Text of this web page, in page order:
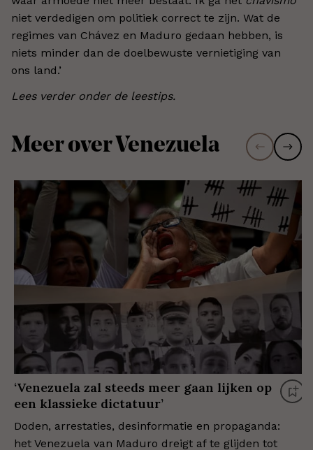
niet verdedigen om politiek correct te zijn. Wat de
regimes van Chávez en Maduro gedaan hebben, is
niets minder dan de doelbewuste vernietiging van
ons land.’
Lees verder onder de leestips.
Meer over Venezuela
‘Venezuela zal steeds meer gaan lijken op
een klassieke dictatuur’
Doden, arrestaties, desinformatie en propaganda:
het Venezuela van Maduro dreigt af te glijden tot